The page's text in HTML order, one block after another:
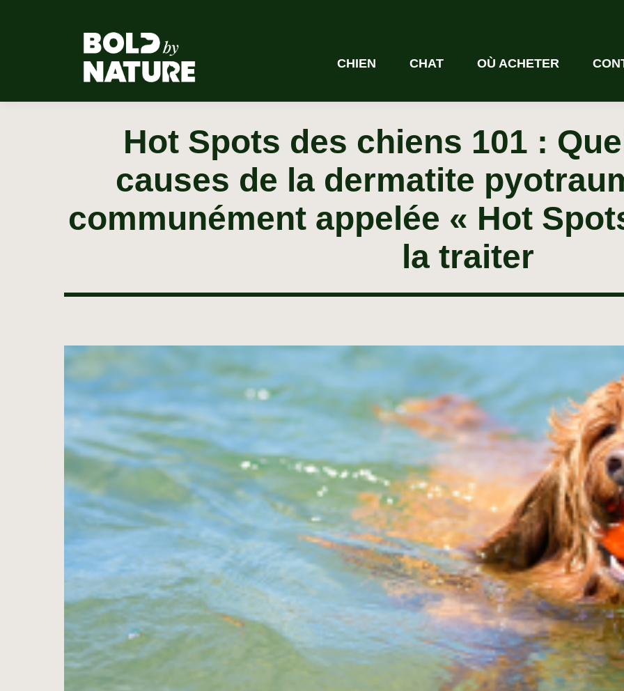
CHIEN CHAT OÙ ACHETER
Hot Spots des chiens 101 :
causes de la dermatite
communément appelée « Hot
la traiter